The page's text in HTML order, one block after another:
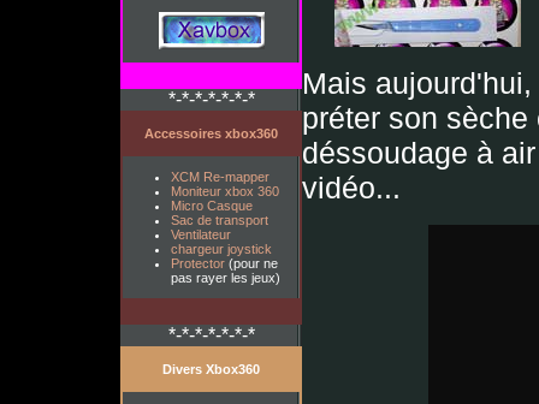
*-*-*-*-*-*-*
Accessoires xbox360
XCM Re-mapper
Moniteur xbox 360
Micro Casque
Sac de transport
Ventilateur
chargeur joystick
Protector (pour ne
pas rayer les jeux)
*-*-*-*-*-*-*
Divers Xbox360
Mais
préter son
déssoudage à
vidéo...